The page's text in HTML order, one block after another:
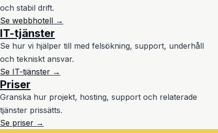
och stabil drift.
Se webbhotell →
IT-tjänster
Se hur vi hjälper till med felsökning, support, underhåll
och tekniskt ansvar.
Se IT-tjänster →
Priser
Granska hur projekt, hosting, support och relaterade
tjänster prissätts.
Se priser →